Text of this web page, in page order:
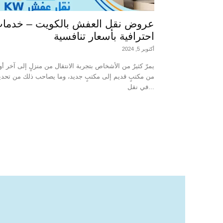
عروض نقل العفش بالكويت –
احترافية بأسعار تنافسية
أكتوبر 5, 2024
يمرّ كثيرٌ من الأشخاص بتجربة الانتقال من منزلٍ إلى آخر
من مكتبٍ قديم إلى مكتبٍ جديد، وما يصاحب ذلك من